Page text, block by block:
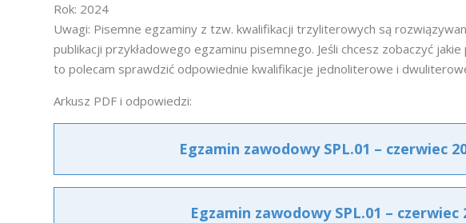
Rok: 2024
Uwagi: Pisemne egzaminy z tzw. kwalifikacji trzyliterowych są
publikacji przykładowego egzaminu pisemnego. Jeśli chcesz zobaczyć
to polecam sprawdzić odpowiednie kwalifikacje jednoliterowe i
Arkusz PDF i odpowiedzi:
Egzamin zawodowy SPL.01 – czerwiec
Egzamin zawodowy SPL.01 – czerwiec